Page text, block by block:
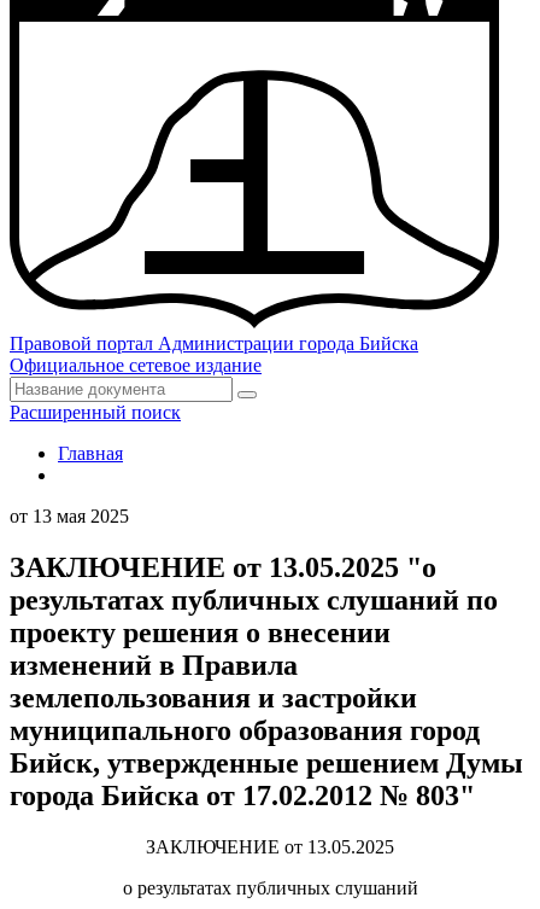
Правовой портал Администрации города Бийска
Официальное сетевое издание
Расширенный поиск
Главная
от 13 мая 2025
ЗАКЛЮЧЕНИЕ от 13.05.2025 "о
результатах публичных слушаний по
проекту решения о внесении
изменений в Правила
землепользования и застройки
муниципального образования город
Бийск, утвержденные решением Думы
города Бийска от 17.02.2012 № 803"
ЗАКЛЮЧЕНИЕ от 13.05.2025
о результатах публичных слушаний